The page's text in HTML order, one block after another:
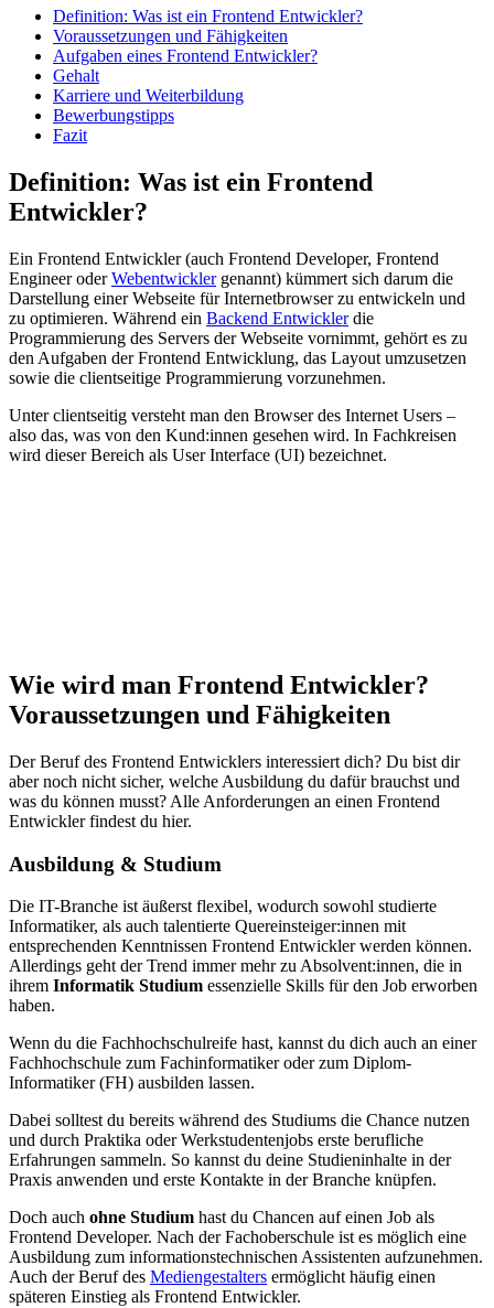
Definition: Was ist ein Frontend Entwickler?
Voraussetzungen und Fähigkeiten
Aufgaben eines Frontend Entwickler?
Gehalt
Karriere und Weiterbildung
Bewerbungstipps
Fazit
Definition: Was ist ein Frontend
Entwickler?
Ein Frontend Entwickler (auch Frontend Developer, Frontend
Engineer oderWebentwicklergenannt) kümmert sich darum die
Darstellung einer Webseite für Internetbrowser zu entwickeln und
zu optimieren. Während ein Backend Entwicklerdie
Programmierung des Servers der Webseite vornimmt, gehört es zu
den Aufgaben der Frontend Entwicklung, das Layout umzusetzen
sowie die clientseitige Programmierung vorzunehmen.
Unter clientseitig versteht man den Browser des Internet Users –
also das, was von den Kund:innen gesehen wird. In Fachkreisen
wird dieser Bereich als User Interface (UI) bezeichnet.
Wie wird man Frontend Entwickler?
Voraussetzungen und Fähigkeiten
Der Beruf des Frontend Entwicklers interessiert dich? Du bist dir
aber noch nicht sicher, welche Ausbildung du dafür brauchst und
was du können musst? Alle Anforderungen an einen Frontend
Entwickler findest du hier.
Ausbildung & Studium
Die IT-Branche ist äußerst flexibel, wodurch sowohl studierte
Informatiker, als auch talentierte Quereinsteiger:innen mit
entsprechenden Kenntnissen Frontend Entwickler werden können.
Allerdings geht der Trend immer mehr zu Absolvent:innen, die in
ihrem Informatik Studium essenzielle Skills für den Job erworben
haben.
Wenn du die Fachhochschulreife hast, kannst du dich auch an einer
Fachhochschule zum Fachinformatiker oder zum Diplom-
Informatiker (FH) ausbilden lassen.
Dabei solltest du bereits während des Studiums die Chance nutzen
und durch Praktika oder Werkstudentenjobs erste berufliche
Erfahrungen sammeln. So kannst du deine Studieninhalte in der
Praxis anwenden und erste Kontakte in der Branche knüpfen.
Doch auch ohne Studium hast du Chancen auf einen Job als
Frontend Developer. Nach der Fachoberschule ist es möglich eine
Ausbildung zum informationstechnischen Assistenten aufzunehmen.
Auch der Beruf des Mediengestalters ermöglicht häufig einen
späteren Einstieg als Frontend Entwickler.